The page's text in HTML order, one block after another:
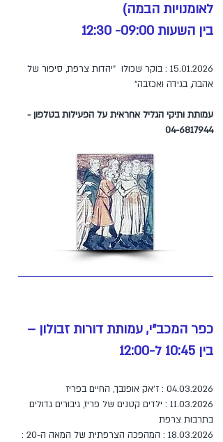
לאומנויות הבמה)
בין השעות 09:00- 12:30
15.01.2026 : בוקר שכולו "יהדות צרפת, סיפור של
אהבה, בגידה ואכזבה"
עמותת ותיקי הגליל אחראית על הפעילות בטלפון -
04-6817944
כפר המכב"י, עמותת דורות זבולון –
בין 10:45 ל-12:00
04.03.2026 : ז'אק אופנבך, החיים בפריז
11.03.2026 : ילדים קטנים של פריז, גיבורים גדולים
בתרבות צרפת
18.03.2026 : המהפכה הצרפתית של המאה ה-20 :